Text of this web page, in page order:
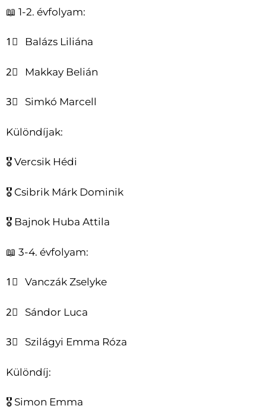
📖 1-2. évfolyam:
1⃣ Balázs Liliána
2⃣ Makkay Belián
3⃣ Simkó Marcell
Különdíjak:
🎖 Vercsik Hédi
🎖 Csibrik Márk Dominik
🎖 Bajnok Huba Attila
📖 3-4. évfolyam:
1⃣ Vanczák Zselyke
2⃣ Sándor Luca
3⃣ Szilágyi Emma Róza
Különdíj:
🎖 Simon Emma